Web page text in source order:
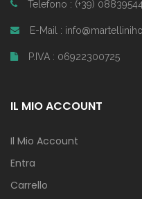
Telefono : (+39)
E-Mail :
P.IVA : 06922300725
IL MIO ACCOUNT
Il Mio Account
Entra
Carrello